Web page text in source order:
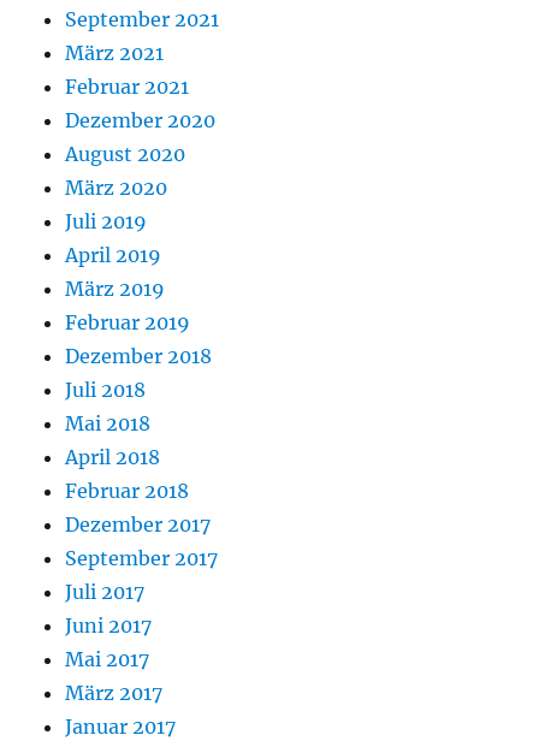
September 2021
März 2021
Februar 2021
Dezember 2020
August 2020
März 2020
Juli 2019
April 2019
März 2019
Februar 2019
Dezember 2018
Juli 2018
Mai 2018
April 2018
Februar 2018
Dezember 2017
September 2017
Juli 2017
Juni 2017
Mai 2017
März 2017
Januar 2017